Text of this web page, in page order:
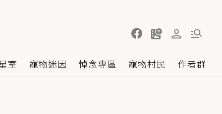
室 寵物迷因 悼念專區 寵物村民 作者群